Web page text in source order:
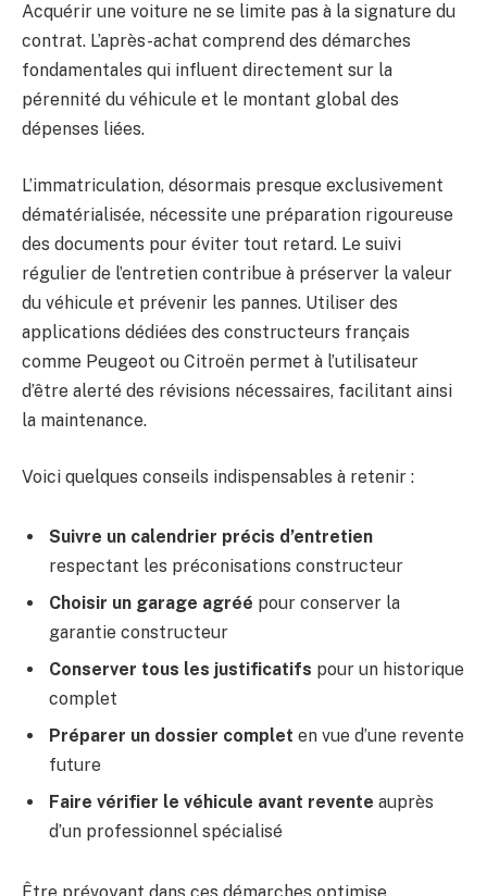
Acquérir une voiture ne se limite pas à la signature du
contrat. L’après-achat comprend des démarches
fondamentales qui influent directement sur la
pérennité du véhicule et le montant global des
dépenses liées.
L’immatriculation, désormais presque exclusivement
dématérialisée, nécessite une préparation rigoureuse
des documents pour éviter tout retard. Le suivi
régulier de l’entretien contribue à préserver la valeur
du véhicule et prévenir les pannes. Utiliser des
applications dédiées des constructeurs français
comme Peugeot ou Citroën permet à l’utilisateur
d’être alerté des révisions nécessaires, facilitant ainsi
la maintenance.
Voici quelques conseils indispensables à retenir :
Suivre un calendrier précis d’entretien
respectant les préconisations constructeur
Choisir un garage agréé pour conserver la
garantie constructeur
Conserver tous les justificatifs pour un historique
complet
Préparer un dossier complet en vue d’une revente
future
Faire vérifier le véhicule avant revente auprès
d’un professionnel spécialisé